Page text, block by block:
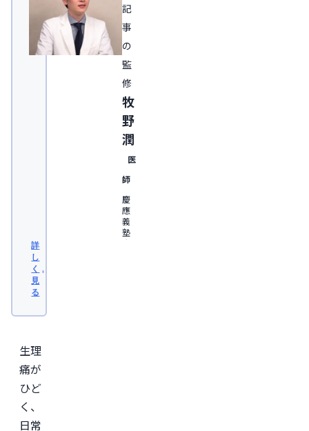
記
事
の
監
修
牧
野
潤
医
師
慶
應
義
塾
大
詳
し
く
見
る
生理
痛が
ひど
く、
日常